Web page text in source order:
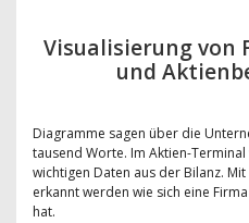
Visualisierung von
und
Diagramme sagen über die
tausend Worte. Im Aktien-
wichtigen Daten aus der Bilanz.
erkannt werden wie sich eine
hat.